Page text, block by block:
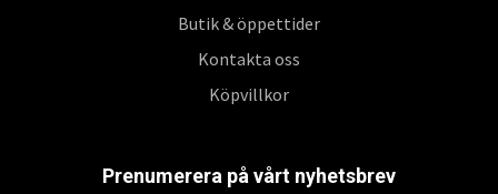
Butik & öppettider
Kontakta oss
Köpvillkor
Prenumerera på vårt nyhetsbrev